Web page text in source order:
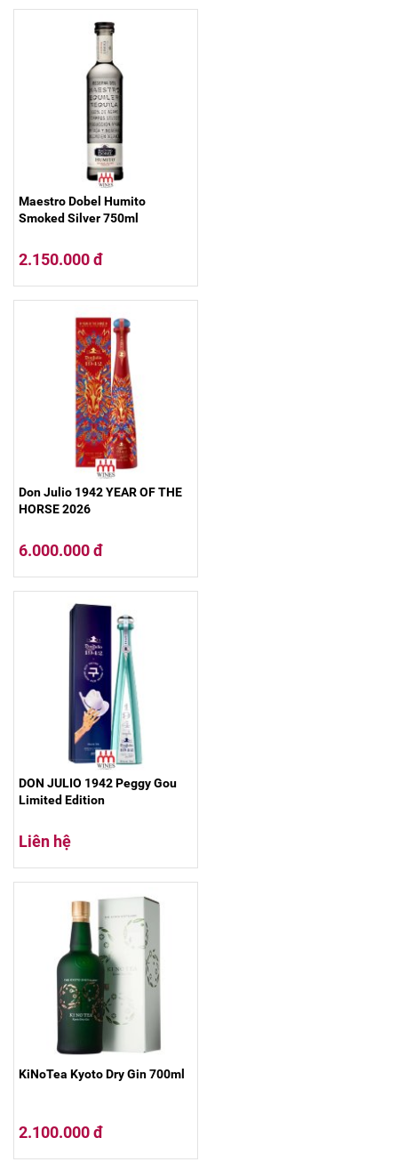
Maestro Dobel Humito
Smoked Silver 750ml
2.150.000 đ
Don Julio 1942 YEAR OF THE
HORSE 2026
6.000.000 đ
DON JULIO 1942 Peggy Gou
Limited Edition
Liên hệ
KiNoTea Kyoto Dry Gin 700ml
2.100.000 đ